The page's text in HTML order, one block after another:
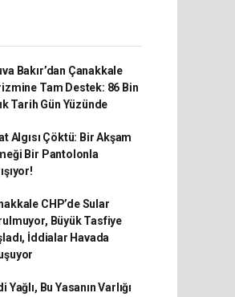
Bakır’dan Çanakkale
Tam Destek: 86 Bin
Tarih Gün Yüzünde
Algısı Çöktü: Bir Akşam
Bir Pantolonla
CHP’de Sular
Büyük Tasfiye
İddialar Havada
Yağlı, Bu Yasanın Varlığı